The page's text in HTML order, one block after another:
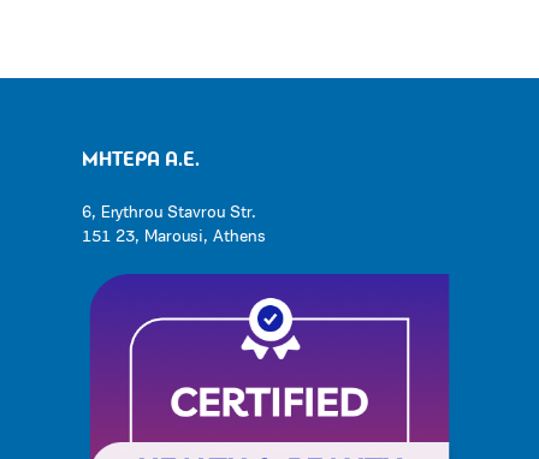
ΜΗΤΕΡΑ Α.Ε.
6, Erythrou Stavrou Str.
151 23, Marousi, Athens